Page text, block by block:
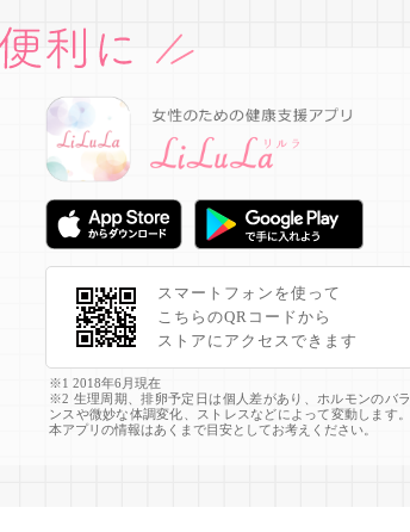
スマートフォンを使って
こちらのQRコードから
ストアにアクセスできます
※1 2018年6月現在
※2 生理周期、排卵予定日は個人差があり、ホルモンのバラ
ンスや微妙な体調変化、ストレスなどによって変動します。
本アプリの情報はあくまで目安としてお考えください。